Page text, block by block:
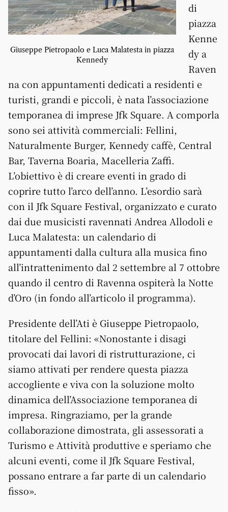
Giuseppe Pietropaolo e Luca Malatesta in piazza
Kennedy
di
piazza
Kenne
dy a
Raven
na con appuntamenti dedicati a residenti e
turisti, grandi e piccoli, è nata l’associazione
temporanea di imprese Jfk Square. A comporla
sono sei attività commerciali: Fellini,
Naturalmente Burger, Kennedy caffè, Central
Bar, Taverna Boaria, Macelleria Zaffi.
L’obiettivo è di creare eventi in grado di
coprire tutto l’arco dell’anno. L’esordio sarà
con il Jfk Square Festival, organizzato e curato
dai due musicisti ravennati Andrea Allodoli e
Luca Malatesta: un calendario di
appuntamenti dalla cultura alla musica fino
all’intrattenimento dal 2 settembre al 7 ottobre
quando il centro di Ravenna ospiterà la Notte
d’Oro (in fondo all’articolo il programma).
Presidente dell’Ati è Giuseppe Pietropaolo,
titolare del Fellini: «Nonostante i disagi
provocati dai lavori di ristrutturazione, ci
siamo attivati per rendere questa piazza
accogliente e viva con la soluzione molto
dinamica dell’Associazione temporanea di
impresa. Ringraziamo, per la grande
collaborazione dimostrata, gli assessorati a
Turismo e Attività produttive e speriamo che
alcuni eventi, come il Jfk Square Festival,
possano entrare a far parte di un calendario
fisso».